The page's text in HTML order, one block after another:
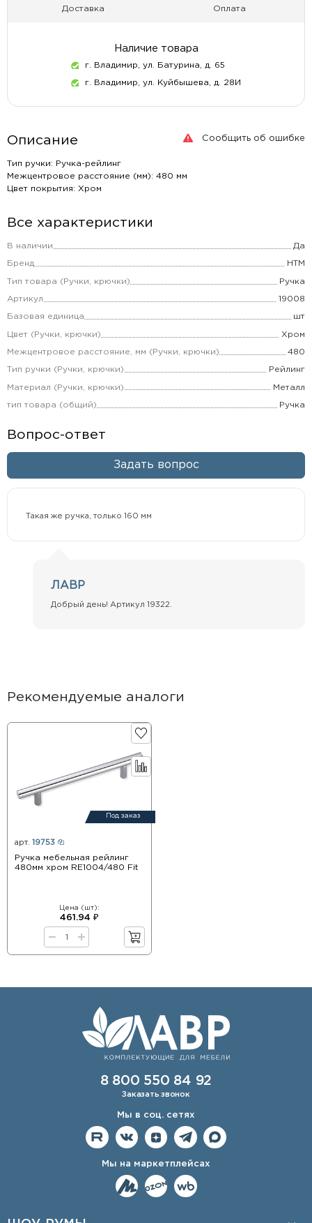
Доставка Оплата
Наличие товара
г. Владимир, ул. Батурина, д. 65
г. Владимир, ул. Куйбышева, д. 28И
Сообщить об ошибке
Описание
Тип ручки: Ручка-рейлинг
Межцентровое расстояние (мм): 480 мм
Цвет покрытия: Хром
Все характеристики
В наличии Да
Бренд НТМ
Тип товара (Ручки, крючки) Ручка
Артикул 19008
Базовая единица шт
Цвет (Ручки, крючки) Хром
Межцентровое расстояние, мм (Ручки, крючки) 480
Тип ручки (Ручки, крючки) Рейлинг
Материал (Ручки, крючки) Металл
тип товара (общий) Ручка
Вопрос-ответ
Задать вопрос
Такая же ручка, только 160 мм
ЛАВР
Добрый день! Артикул 19322.
Рекомендуемые аналоги
Под заказ
арт. 19753
Ручка мебельная рейлинг
480мм хром RE1004/480 Fit
Цена (шт):
461.94 ₽
8 800 550 84 92
Заказать звонок
Мы в соц. сетях
Мы на маркетплейсах